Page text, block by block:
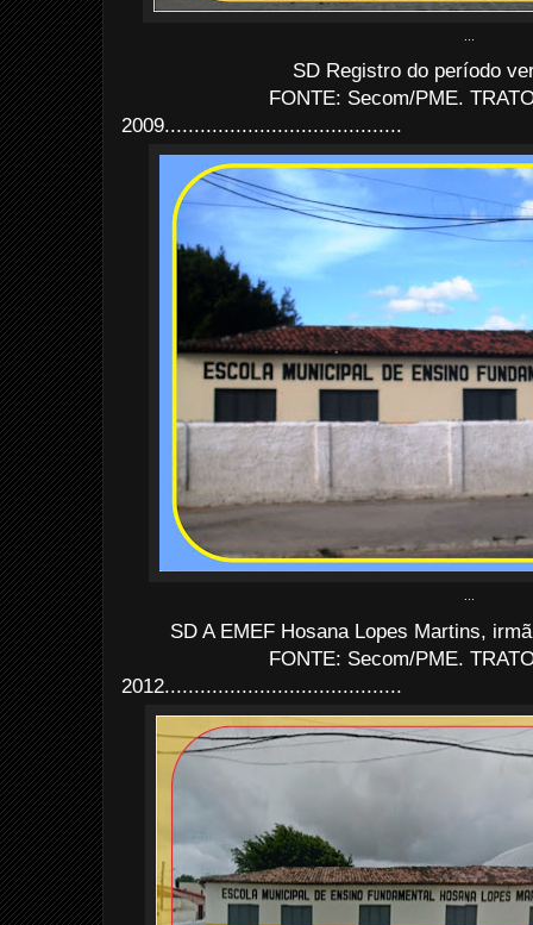
SD Registro do período
FONTE: Secom/PME.
2009........................................
SD A EMEF Hosana Lopes Martins,
FONTE: Secom/PME.
2012........................................